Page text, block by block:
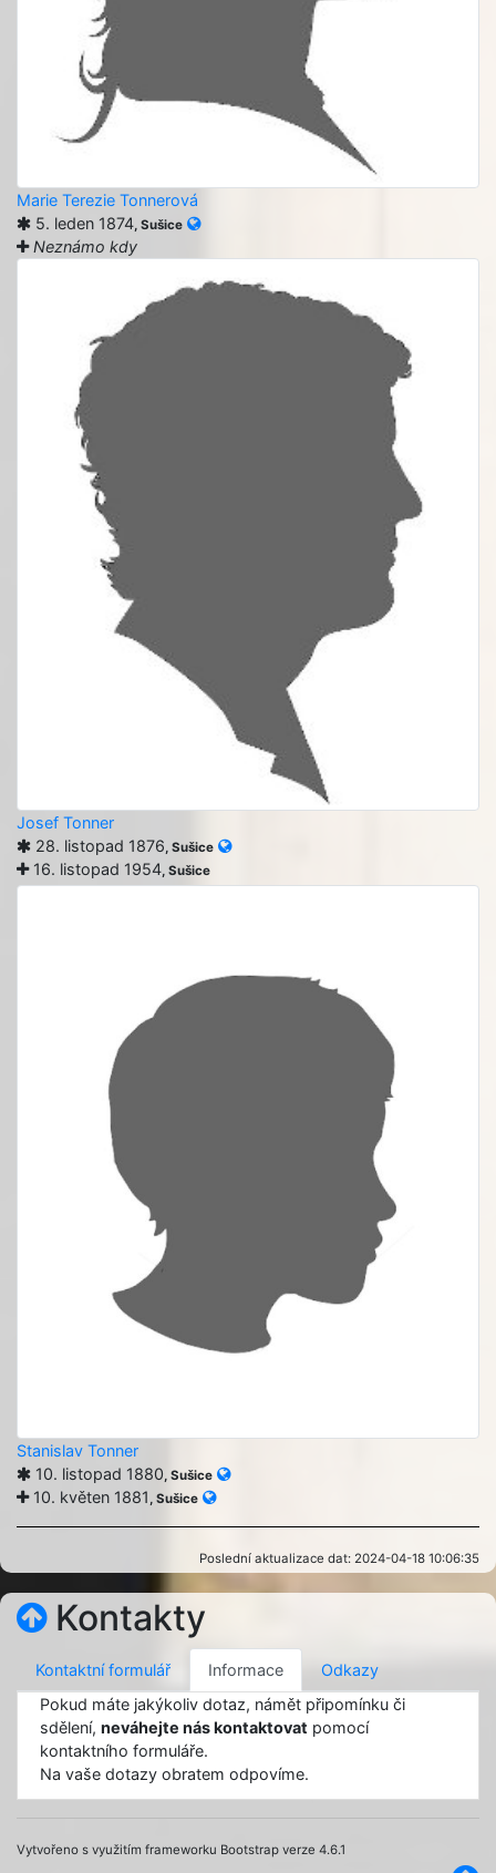
Marie Terezie Tonnerová
5. leden 1874 , Sušice
Neznámo kdy
Josef Tonner
28. listopad 1876, Sušice
16. listopad 1954, Sušice
Stanislav Tonner
10. listopad 1880, Sušice
10. květen 1881 , Sušice
Poslední aktualizace dat: 2024-04-18 10:06:35
Kontakty
Kontaktní formulář Informace
Odkazy
Pokud máte jakýkoliv dotaz, námět připomínku či
sdělení, neváhejte nás kontaktovat pomocí
kontaktního formuláře.
Na vaše dotazy obratem odpovíme.
Vytvořeno s využitím frameworku Bootstrap verze 4.6.1